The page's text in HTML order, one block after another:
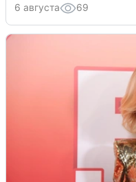
6 августа 69